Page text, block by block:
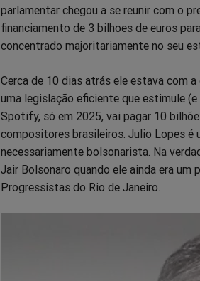
parlamentar chegou a se reunir com o
financiamento de 3 bilhoes de euros
concentrado majoritariamente no seu
Cerca de 10 dias atrás ele estava com
uma legislação eficiente que estimule
Spotify, só em 2025, vai pagar 10
compositores brasileiros. Julio Lopes é
necessariamente bolsonarista. Na
Jair Bolsonaro quando ele ainda era
Progressistas do Rio de Janeiro.